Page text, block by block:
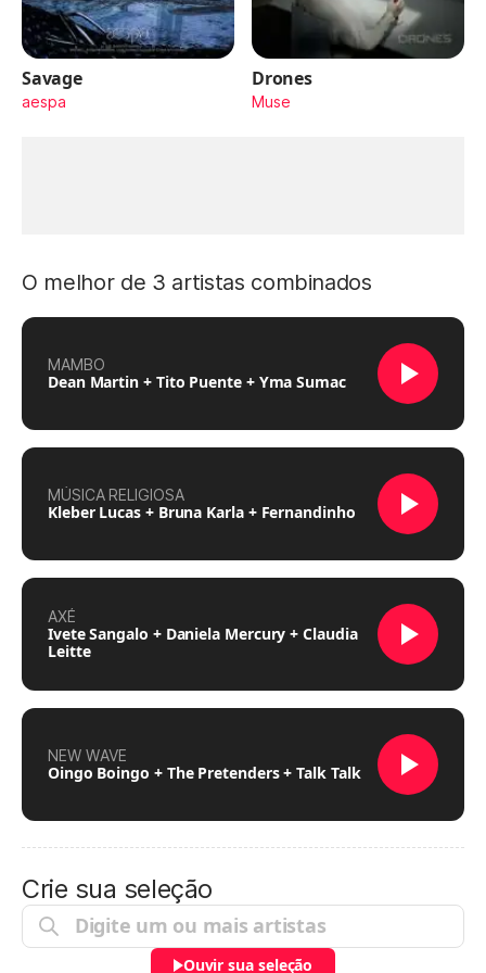
Savage
aespa
Drones
Muse
O melhor de 3 artistas combinados
MAMBO
Dean Martin + Tito Puente + Yma Sumac
MÚSICA RELIGIOSA
Kleber Lucas + Bruna Karla + Fernandinho
AXÉ
Ivete Sangalo + Daniela Mercury + Claudia
Leitte
NEW WAVE
Oingo Boingo + The Pretenders + Talk Talk
Crie sua seleção
Ouvir sua seleção